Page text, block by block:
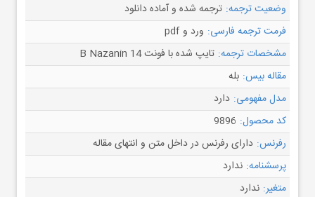
وضعیت ترجمه: ترجمه شده و آماده دانلود
فرمت ترجمه فارسی: ورد و pdf
مشخصات ترجمه: تایپ شده با فونت B Nazanin 14
مقاله بیس: بله
مدل مفهومی: دارد
کد محصول: 9896
رفرنس: دارای رفرنس در داخل متن و انتهای مقاله
پرسشنامه: ندارد
متغیر: ندارد